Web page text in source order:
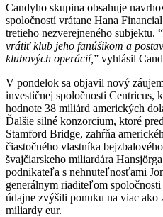
Candyho skupina obsahuje
spoločností vrátane Hana
tretieho nezverejneného subjektu. “
vrátiť klub jeho fanúšikom a
klubových operácií,” vyhlásil
V pondelok sa objavil nový
investičnej spoločnosti Centricus,
hodnote 38 miliárd amerických
Ďalšie silné konzorcium, ktoré
Stamford Bridge, zahŕňa
čiastočného vlastníka
švajčiarskeho miliardára
podnikateľa s nehnuteľnosťami
generálnym riaditeľom
údajne zvýšili ponuku na viac
miliardy eur.